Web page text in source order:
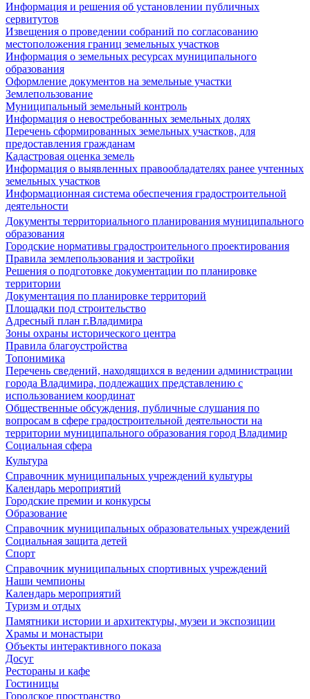
Информация и решения об установлении публичных
сервитутов
Извещения о проведении собраний по согласованию
местоположения границ земельных участков
Информация о земельных ресурсах муниципального
образования
Оформление документов на земельные участки
Землепользование
Муниципальный земельный контроль
Информация о невостребованных земельных долях
Перечень сформированных земельных участков, для
предоставления гражданам
Кадастровая оценка земель
Информация о выявленных правообладателях ранее учтенных
земельных участков
Информационная система обеспечения градостроительной
деятельности
Документы территориального планирования муниципального
образования
Городские нормативы градостроительного проектирования
Правила землепользования и застройки
Решения о подготовке документации по планировке
территории
Документация по планировке территорий
Площадки под строительство
Адресный план г.Владимира
Зоны охраны исторического центра
Правила благоустройства
Топонимика
Перечень сведений, находящихся в ведении администрации
города Владимира, подлежащих представлению с
использованием координат
Общественные обсуждения, публичные слушания по
вопросам в сфере градостроительной деятельности на
территории муниципального образования город Владимир
Социальная сфера
Культура
Справочник муниципальных учреждений культуры
Календарь мероприятий
Городские премии и конкурсы
Образование
Справочник муниципальных образовательных учреждений
Социальная защита детей
Спорт
Справочник муниципальных спортивных учреждений
Наши чемпионы
Календарь мероприятий
Туризм и отдых
Памятники истории и архитектуры, музеи и экспозиции
Храмы и монастыри
Объекты интерактивного показа
Досуг
Рестораны и кафе
Гостиницы
Городское пространство